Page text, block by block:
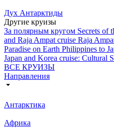
Дух Антарктиды
Другие круизы
За полярным кругом Secrets of
and Raja Ampat cruise Raja
Paradise on Earth Philippines to
Japan and Korea cruise: Cultural
ВСЕ КРУИЗЫ
Направления
Антарктика
Африка